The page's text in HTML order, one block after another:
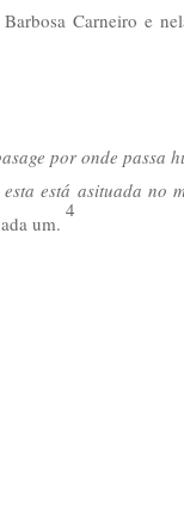
Carneiro e
por onde passa
está asituada no
um.
4